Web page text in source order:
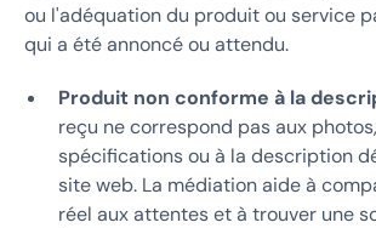
ou l'adéquation du produit ou service
qui a été annoncé ou attendu.
Produit non conforme à la
reçu ne correspond pas aux
spécifications ou à la description
site web. La médiation aide à
réel aux attentes et à trouver une